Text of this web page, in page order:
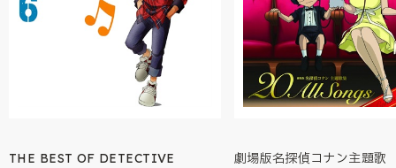
THE BEST OF DETECTIVE
劇場版名探偵コナン主題歌